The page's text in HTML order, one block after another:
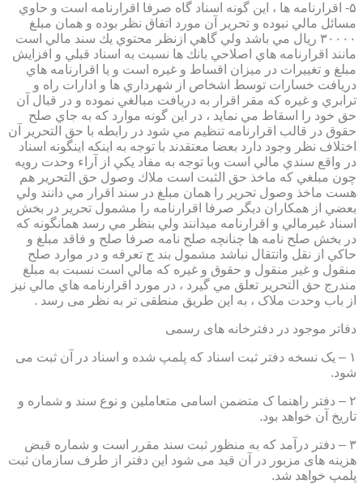
۵- اقرارنامه ها ، اين گونه اسناد گاه صرفا اقرارنامه است و حاوي
مسائل مالي نبوده و تحرير آن مورد اتفاق نظر بوده و همان مبلغ
۳۰۰۰۰ ريال مي باشد ولي گاهي ازنظر محتوي يك سند مالي است
مانند اقرارنامه هاي اصلاحي بانك ها نسبت به اسناد قبلي و افزايش
مبلغ و تغييرات در ميزان اقساط و غيره است و يا اقرارنامه هاي
دريافت خسارات توسط اشخاص از شهرداري ها و ادارات راه و
ترابري و غيره كه مقر اقرار به دريافت مبالغي نموده و در قبال آن
حق خود را اسقاط مي نمايد ، در اين گونه موارد كه به جاي صلح
حقوق در قالب اقرارنامه تنظيم مي شود در رابطه با حق التحرير آن
اختلاف نظر وجود دارد بعضا معتقدند با توجه به اينكه اينگونه اسناد
در واقع سندي مالي است وبا توجه به مفاد يكي از آراء وحدت رويه
چون مبلغي كه ماخذ حق الثبت است ملاك وصول حق التحرير هم
هست ماخذ وصول تحرير را همان مبلغ در سند اقرار مي دانند ولي
بعضي از همكاران ديگر صرفا اقرارنامه را مشمول تحرير در بخش
اسناد غيرمالي و اقرارنامه ميدانند ولي بنظر مي رسد همانگونه كه
در بخش صلح نامه ها چنانچه صلح نامه صرفا صلح و فاقد مبلغ و
حاكي از نقل وانتقال نباشد مشمول بند ج تعرفه و در موارد صلح
منقول و غير منقول و حقوق و غيره كه مالي است نسبت به مبلغ
مندرج حق التحرير تعلق مي گيرد ، در مورد اقرارنامه هاي مالي نيز
از باب وحدت ملاک ، به این طریق منطقی تر به نظر می رسد .
دفاتر موجود در دفترخانه های رسمی
۱ – یک نسخه دفتر ثبت اسناد که پلمپ شده و اسناد در آن ثبت می
شود.
۲ – دفتر راهنما ک متضمن اسامی متعاملین و نوع سند و شماره و
تاریخ آن خواهد بود.
۳ – دفتر درآمد که به منظور ثبت سند مقرر است و شماره قبض
هزینه های مزبور در آن قید می شود این دفتر از طرف سازمان ثبت
پلمپ خواهد شد.